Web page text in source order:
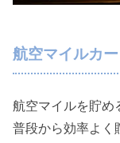
航空マイルカ
航空マイルを貯め
普段から効率よく